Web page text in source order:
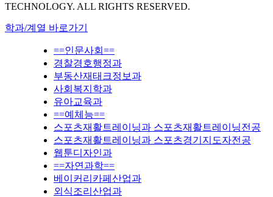
TECHNOLOGY. ALL RIGHTS RESERVED.
학과/계열 바로가기
==인문사회==
경찰경호행정과
부동산재태크정보과
사회복지학과
유아교육과
==예체능==
스포츠재활트레이닝과 스포츠재활트레이닝전공
스포츠재활트레이닝과 스포츠경기지도자전공
웹툰디자인과
==자연과학==
베이커리카페산업과
외식조리산업과